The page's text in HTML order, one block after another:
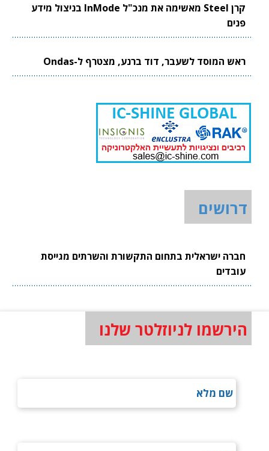
קרן Steel מאשימה את מנכ"ל InMode בניצול מידע
פנים
ראש המוסד לשעבר, דוד ברנע, מצטרף ל-Ondas
דרושים
חברה ישראלית בתחום התקשורת והשרתים מגייסת
עובדים
הירשמו לניוזלטר שלנו